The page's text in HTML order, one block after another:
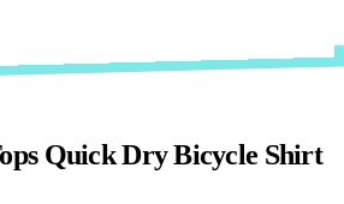
Quick Dry Bicycle Shirt